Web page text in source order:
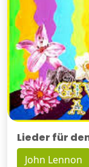
Lieder für
John Lennon